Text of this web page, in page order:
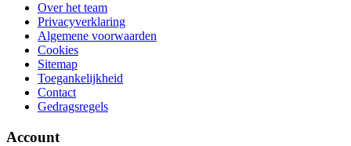
Over het team
Privacyverklaring
Algemene voorwaarden
Cookies
Sitemap
Toegankelijkheid
Contact
Gedragsregels
Account